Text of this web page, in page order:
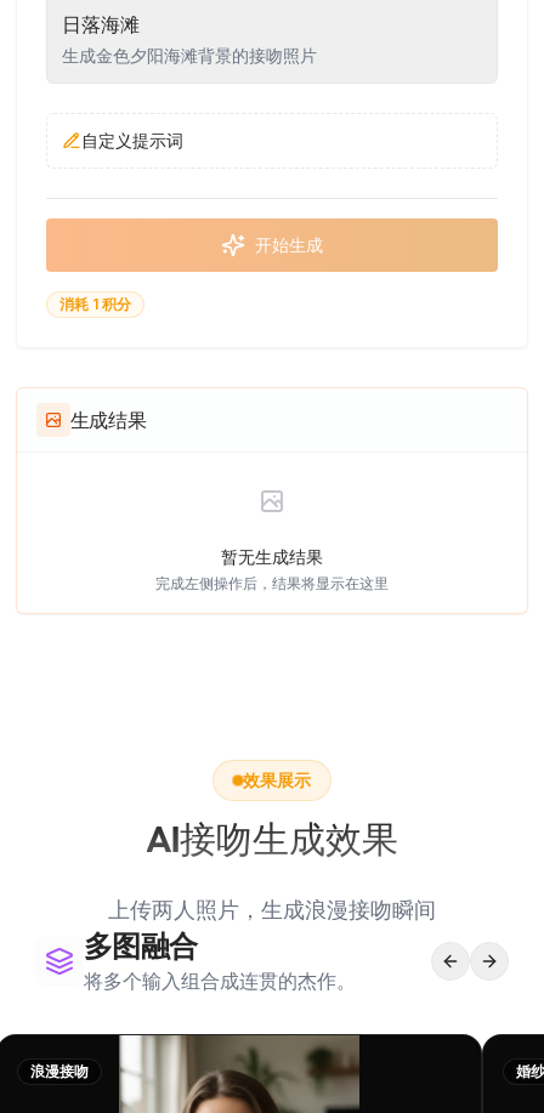
日落海滩
生成金色夕阳海滩背景的接吻照片
自定义提示词
开始生成
消耗 1 积分
生成结果
暂无生成结果
完成左侧操作后，结果将显示在这里
效果展示
AI接吻生成效果
上传两人照片，生成浪漫接吻瞬间
多图融合
将多个输入组合成连贯的杰作。
浪漫接吻 婚